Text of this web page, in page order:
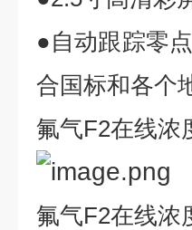
●自动跟踪零
合国标和各个
氟气F2在线浓
氟气F2在线浓